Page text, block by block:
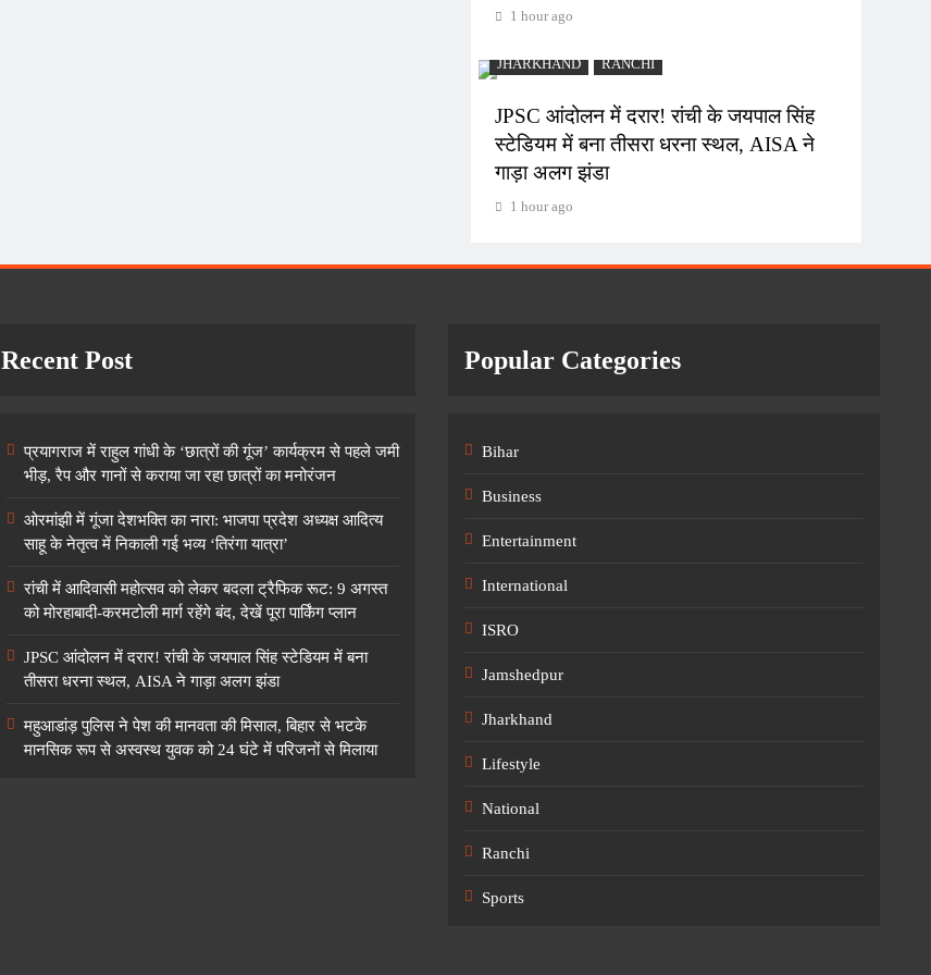
1 hour ago
JHARKHAND RANCHI
JPSC आंदोलन में दरार! रांची के जयपाल सिंह
स्टेडियम में बना तीसरा धरना स्थल, AISA ने
गाड़ा अलग झंडा
1 hour ago
Recent Post
प्रयागराज में राहुल गांधी के ‘छात्रों की गूंज’ कार्यक्रम से पहले जमी
भीड़, रैप और गानों से कराया जा रहा छात्रों का मनोरंजन
ओरमांझी में गूंजा देशभक्ति का नारा: भाजपा प्रदेश अध्यक्ष आदित्य
साहू के नेतृत्व में निकाली गई भव्य ‘तिरंगा यात्रा’
रांची में आदिवासी महोत्सव को लेकर बदला ट्रैफिक रूट: 9 अगस्त
को मोरहाबादी-करमटोली मार्ग रहेंगे बंद, देखें पूरा पार्किंग प्लान
JPSC आंदोलन में दरार! रांची के जयपाल सिंह स्टेडियम में बना
तीसरा धरना स्थल, AISA ने गाड़ा अलग झंडा
महुआडांड़ पुलिस ने पेश की मानवता की मिसाल, बिहार से भटके
मानसिक रूप से अस्वस्थ युवक को 24 घंटे में परिजनों से मिलाया
Popular Categories
Bihar
Business
Entertainment
International
ISRO
Jamshedpur
Jharkhand
Lifestyle
National
Ranchi
Sports